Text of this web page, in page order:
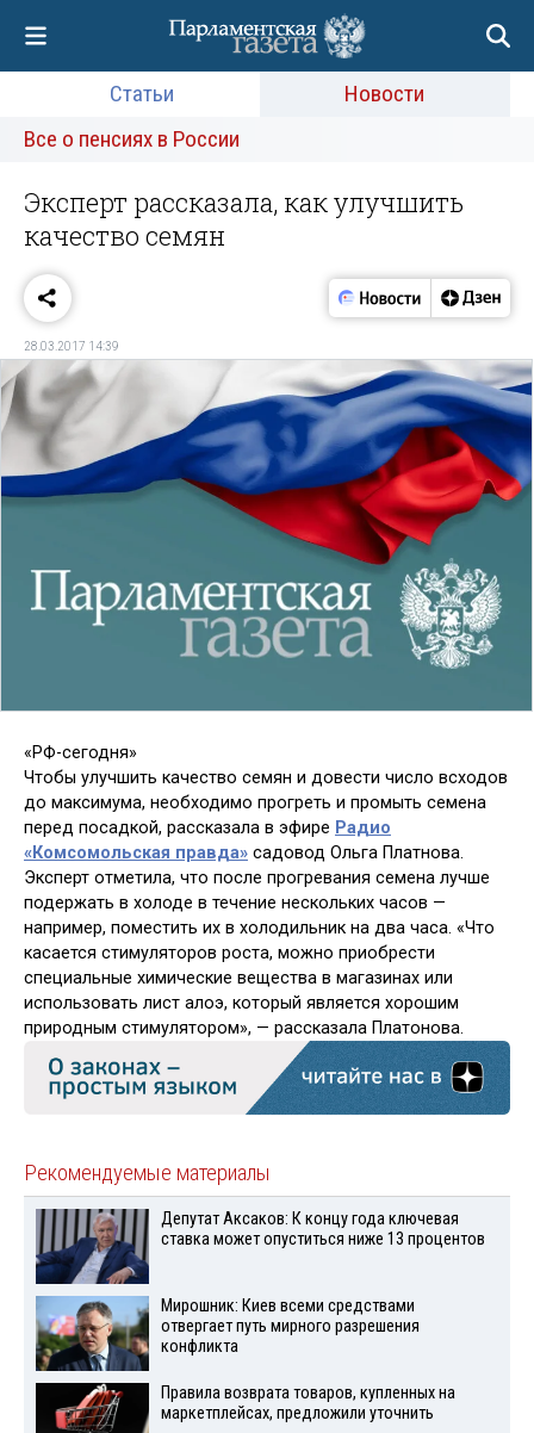
Статьи
Новости
Все о пенсиях в России
Эксперт рассказала, как улучшить
качество семян
28.03.2017 14:39
«РФ-сегодня»
Чтобы улучшить качество семян и довести число всходов
до максимума, необходимо прогреть и промыть семена
перед посадкой, рассказала в эфире Радио
«Комсомольская правда» садовод Ольга Платнова.
Эксперт отметила, что после прогревания семена лучше
подержать в холоде в течение нескольких часов —
например, поместить их в холодильник на два часа. «Что
касается стимуляторов роста, можно приобрести
специальные химические вещества в магазинах или
использовать лист алоэ, который является хорошим
природным стимулятором», — рассказала Платонова.
Рекомендуемые материалы
Депутат Аксаков: К концу года ключевая
ставка может опуститься ниже 13 процентов
Мирошник: Киев всеми средствами
отвергает путь мирного разрешения
конфликта
Правила возврата товаров, купленных на
маркетплейсах, предложили уточнить